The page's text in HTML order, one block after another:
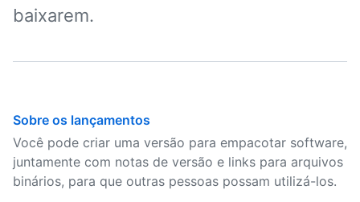
baixarem.
Sobre os lançamentos
Você pode criar uma versão para empacotar software,
juntamente com notas de versão e links para arquivos
binários, para que outras pessoas possam utilizá-los.